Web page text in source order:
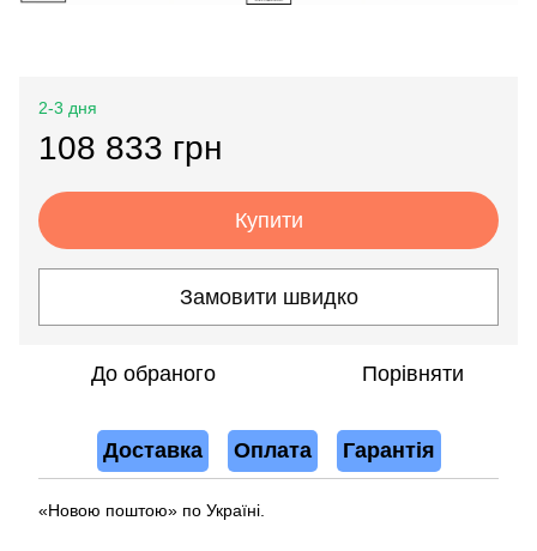
2-3 дня
108 833 грн
Купити
Замовити швидко
До обраного Порівняти
Доставка Оплата Гарантія
«Новою поштою» по Україні.